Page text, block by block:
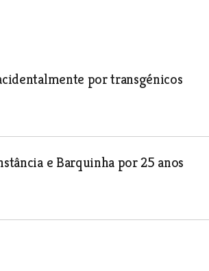
por transgénicos
e Barquinha por 25 anos